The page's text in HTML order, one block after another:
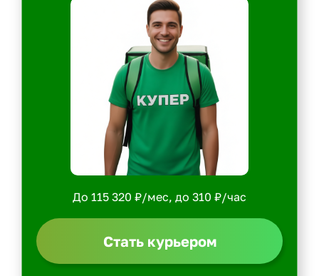
До 115 320 ₽/мес, до 310 ₽/час
Стать курьером